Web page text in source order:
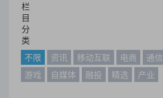
栏
目
分
类
不限
资讯 移动互联 电商 通信
游戏
自媒体 融投 精选 产业